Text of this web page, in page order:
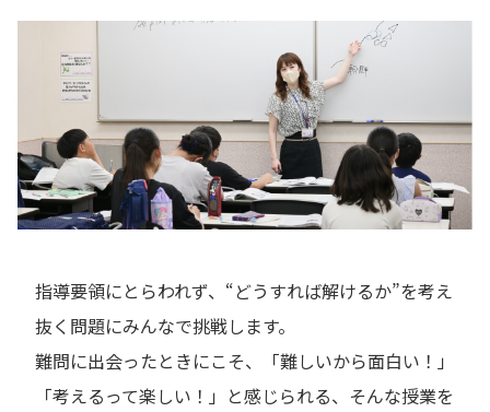
指導要領にとらわれず、“どうすれば解けるか”を考え
抜く問題にみんなで挑戦します。
難問に出会ったときにこそ、「難しいから面白い！」
「考えるって楽しい！」と感じられる、そんな授業を